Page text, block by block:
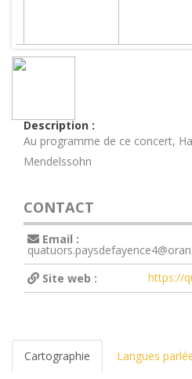
Description :
Au programme de ce concert,
Mendelssohn
CONTACT
Email :
Site web :
https://
Cartographie Langues